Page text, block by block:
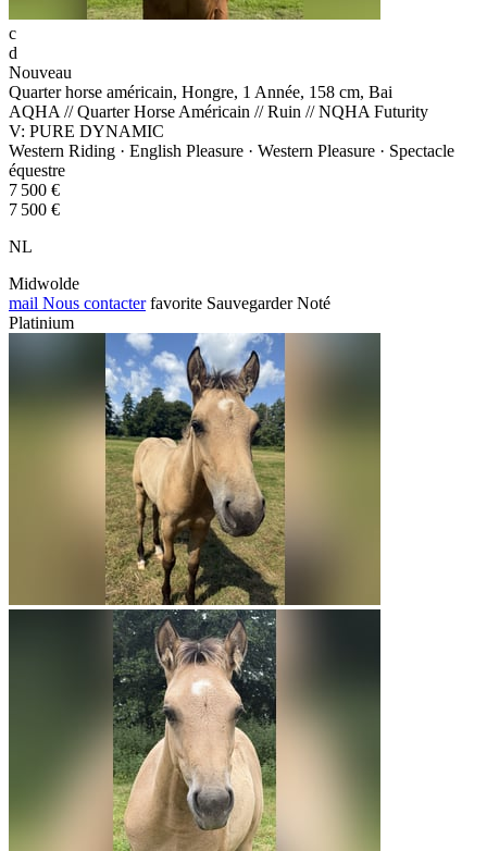
c
d
Nouveau
Quarter horse américain, Hongre, 1 Année, 158 cm, Bai
AQHA // Quarter Horse Américain // Ruin // NQHA Futurity
V: PURE DYNAMIC
Western Riding · English Pleasure · Western Pleasure · Spectacle
équestre
7 500 €
7 500 €
NL
Midwolde
mail Nous contacter favorite Sauvegarder Noté
Platinium